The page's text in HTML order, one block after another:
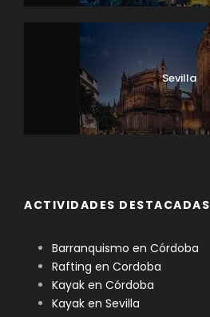
Sevilla
ACTIVIDADES DESTACADAS
Barranquismo en Córdoba
Rafting en Cordoba
Kayak en Córdoba
Kayak en Sevilla